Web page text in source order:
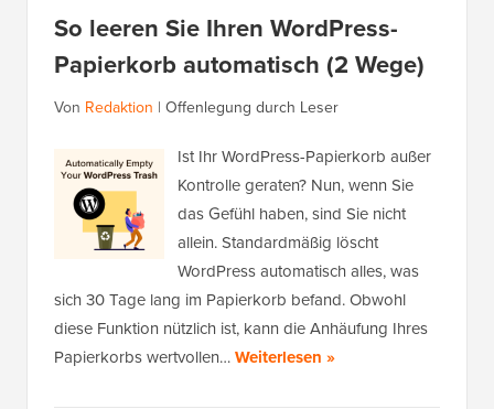
So leeren Sie Ihren WordPress-
Papierkorb automatisch (2 Wege)
Von Redaktion | Offenlegung durch Leser
Ist Ihr WordPress-Papierkorb außer
Kontrolle geraten? Nun, wenn Sie
das Gefühl haben, sind Sie nicht
allein. Standardmäßig löscht
WordPress automatisch alles, was
sich 30 Tage lang im Papierkorb befand. Obwohl
diese Funktion nützlich ist, kann die Anhäufung Ihres
Papierkorbs wertvollen…Weiterlesen »